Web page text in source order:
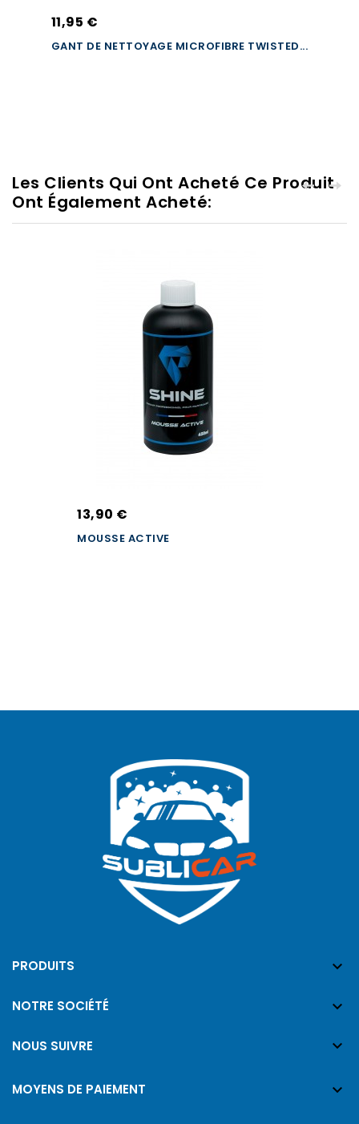
11,95 €
GANT DE NETTOYAGE MICROFIBRE TWISTED...
Les Clients Qui Ont Acheté Ce Produit
Ont Également Acheté:
13,90 €
MOUSSE ACTIVE
PRODUITS 
NOTRE SOCIÉTÉ 
NOUS SUIVRE 
MOYENS DE PAIEMENT 